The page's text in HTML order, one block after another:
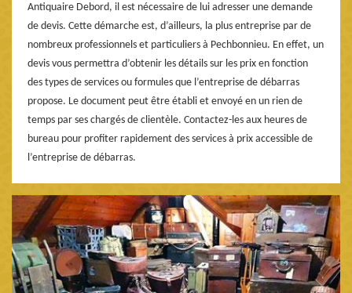
Antiquaire Debord, il est nécessaire de lui adresser une demande
de devis. Cette démarche est, d’ailleurs, la plus entreprise par de
nombreux professionnels et particuliers à Pechbonnieu. En effet, un
devis vous permettra d’obtenir les détails sur les prix en fonction
des types de services ou formules que l’entreprise de débarras
propose. Le document peut être établi et envoyé en un rien de
temps par ses chargés de clientèle. Contactez-les aux heures de
bureau pour profiter rapidement des services à prix accessible de
l’entreprise de débarras.